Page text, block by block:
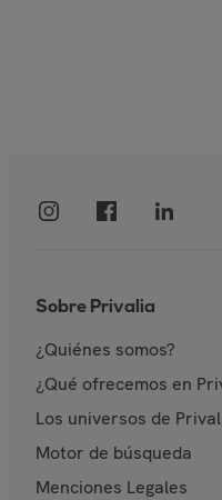
Sobre Privalia
¿Quiénes somos?
¿Qué ofrecemos en
Los universos de
Motor de búsqueda
Menciones Legales